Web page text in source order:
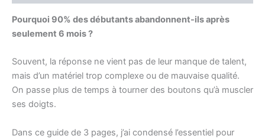
débuter
Pourquoi 90% des débutants abandonnent-ils après
seulement 6 mois ?
Souvent, la réponse ne vient pas de leur manque de talent,
mais d’un matériel trop complexe ou de mauvaise qualité.
On passe plus de temps à tourner des boutons qu’à muscler
ses doigts.
Dans ce guide de 3 pages, j’ai condensé l’essentiel pour